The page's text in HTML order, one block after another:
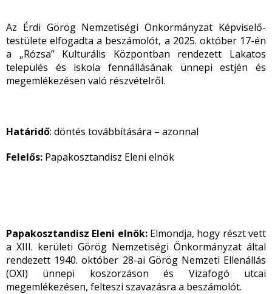
Az Érdi Görög Nemzetiségi Önkormányzat Képviselő-
testülete elfogadta a beszámolót, a 2025. október 17-én
a „Rózsa” Kulturális Központban rendezett Lakatos
település és iskola fennállásának ünnepi estjén és
megemlékezésen való részvételről.
Határidő: döntés továbbítására – azonnal
Felelős: Papakosztandisz Eleni elnök
Papakosztandisz Eleni elnök: Elmondja, hogy részt vett
a XIII. kerületi Görög Nemzetiségi Önkormányzat által
rendezett 1940. október 28-ai Görög Nemzeti Ellenállás
(OXI) ünnepi koszorzáson és Vizafogó utcai
megemlékezésen, felteszi szavazásra a beszámolót.